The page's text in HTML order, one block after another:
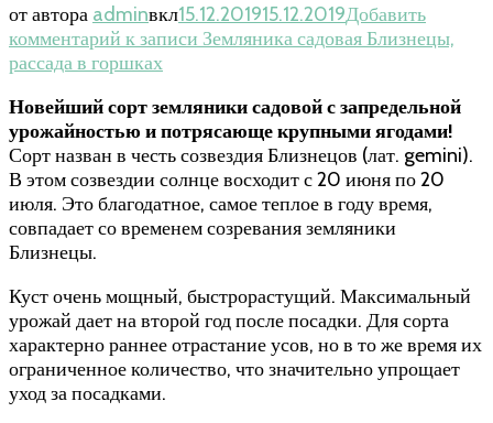
от автора adminвкл15.12.201915.12.2019Добавить
комментарий к записи Земляника садовая Близнецы,
рассада в горшках
Новейший сорт земляники садовой с запредельной
урожайностью и потрясающе крупными ягодами!
Сорт назван в честь созвездия Близнецов (лат. gemini).
В этом созвездии солнце восходит с 20 июня по 20
июля. Это благодатное, самое теплое в году время,
совпадает со временем созревания земляники
Близнецы.
Куст очень мощный, быстрорастущий. Максимальный
урожай дает на второй год после посадки. Для сорта
характерно раннее отрастание усов, но в то же время их
ограниченное количество, что значительно упрощает
уход за посадками.